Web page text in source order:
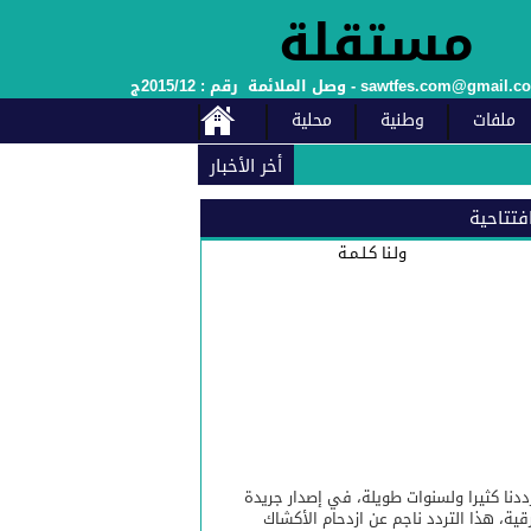
محلية وطنية ملفات
أخر الأخبار
الذكرى السابعة والعشرين لعيد العرش المجيد.
الوفي بمناسبة عيد العرش
افتتاحية
ولـنا كـلـمـة
كثيرا ولسنوات طويلة، في إصدار جريدة
هذا التردد ناجم عن ازدحام الأكشاك